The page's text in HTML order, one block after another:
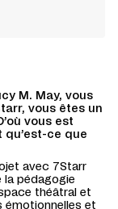
M. May, vous
vous êtes un
vous est
qu’est-ce que
avec 7Starr
la pédagogie
théâtral et
émotionnelles et